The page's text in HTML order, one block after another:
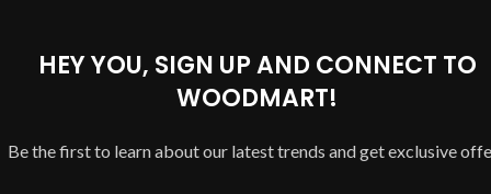
HEY YOU, SIGN UP AND CONNECT TO
WOODMART!
Be the first to learn about our latest trends and get exclusive